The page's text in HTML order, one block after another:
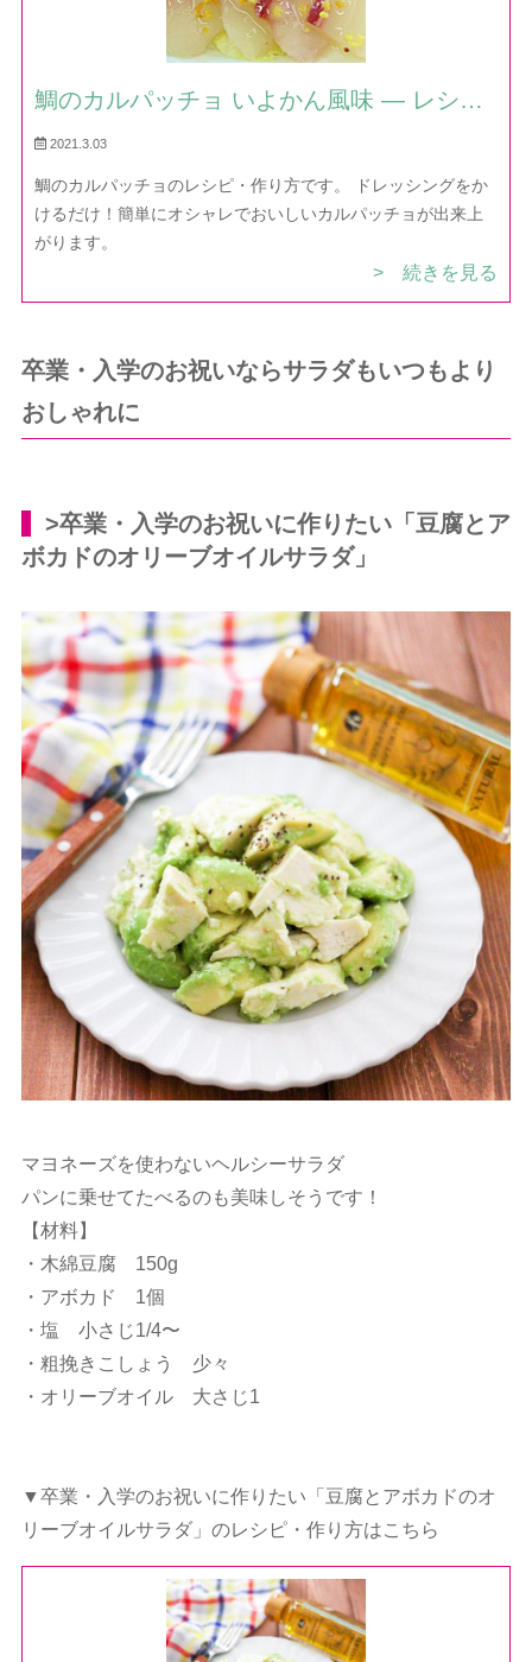
鯛のカルパッチョ いよかん風味 — レシ
ピ・作り方｜ほだか村お料理びより
2021.3.03
鯛のカルパッチョのレシピ・作り方です。 ドレッシングをか
けるだけ！簡単にオシャレでおいしいカルパッチョが出来上
がります。
> 続きを見る
卒業・入学のお祝いならサラダもいつもより
おしゃれに
>卒業・入学のお祝いに作りたい「豆腐とア
ボカドのオリーブオイルサラダ」
マヨネーズを使わないヘルシーサラダ
パンに乗せてたべるのも美味しそうです！
【材料】
・木綿豆腐 150g
・アボカド 1個
・塩 小さじ1/4〜
・粗挽きこしょう 少々
・オリーブオイル 大さじ1
▼卒業・入学のお祝いに作りたい「豆腐とアボカドのオ
リーブオイルサラダ」のレシピ・作り方はこちら